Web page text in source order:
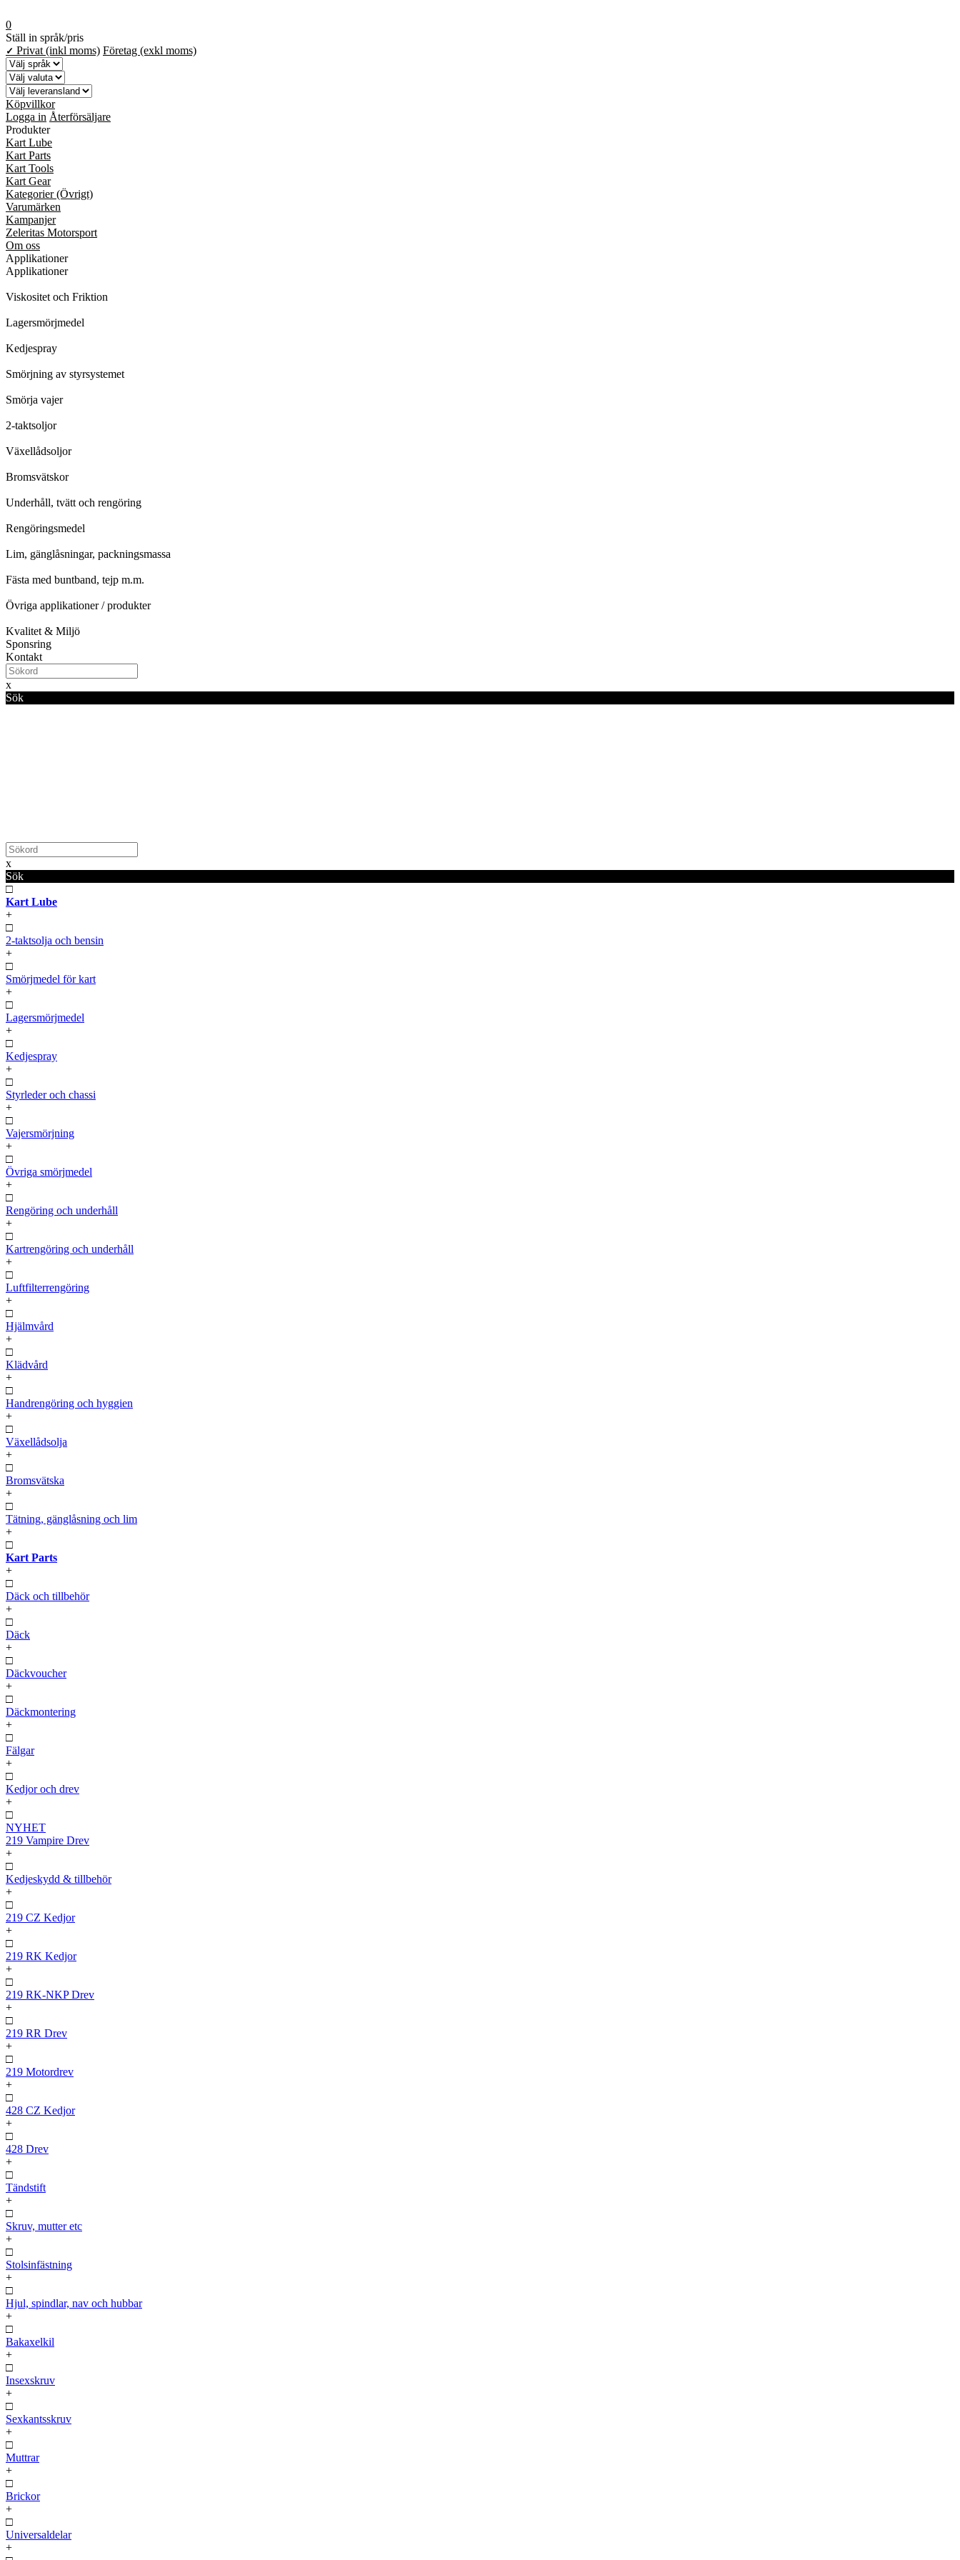
0
Ställ in språk/pris
✓ Privat (inkl moms) Företag (exkl moms)
Köpvillkor
Logga in Återförsäljare
Produkter
Kart Lube
Kart Parts
Kart Tools
Kart Gear
Kategorier (Övrigt)
Varumärken
Kampanjer
Zeleritas Motorsport
Om oss
Applikationer
Applikationer
Viskositet och Friktion
Lagersmörjmedel
Kedjespray
Smörjning av styrsystemet
Smörja vajer
2-taktsoljor
Växellådsoljor
Bromsvätskor
Underhåll, tvätt och rengöring
Rengöringsmedel
Lim, gänglåsningar, packningsmassa
Fästa med buntband, tejp m.m.
Övriga applikationer / produkter
Kvalitet & Miljö
Sponsring
Kontakt
x
Sök
x
Sök
□
Kart Lube
+
□
2-taktsolja och bensin
+
□
Smörjmedel för kart
+
□
Lagersmörjmedel
+
□
Kedjespray
+
□
Styrleder och chassi
+
□
Vajersmörjning
+
□
Övriga smörjmedel
+
□
Rengöring och underhåll
+
□
Kartrengöring och underhåll
+
□
Luftfilterrengöring
+
□
Hjälmvård
+
□
Klädvård
+
□
Handrengöring och hyggien
+
□
Växellådsolja
+
□
Bromsvätska
+
□
Tätning, gänglåsning och lim
+
□
Kart Parts
+
□
Däck och tillbehör
+
□
Däck
+
□
Däckvoucher
+
□
Däckmontering
+
□
Fälgar
+
□
Kedjor och drev
+
□
NYHET
219 Vampire Drev
+
□
Kedjeskydd & tillbehör
+
□
219 CZ Kedjor
+
□
219 RK Kedjor
+
□
219 RK-NKP Drev
+
□
219 RR Drev
+
□
219 Motordrev
+
□
428 CZ Kedjor
+
□
428 Drev
+
□
Tändstift
+
□
Skruv, mutter etc
+
□
Stolsinfästning
+
□
Hjul, spindlar, nav och hubbar
+
□
Bakaxelkil
+
□
Insexskruv
+
□
Sexkantsskruv
+
□
Muttrar
+
□
Brickor
+
□
Universaldelar
+